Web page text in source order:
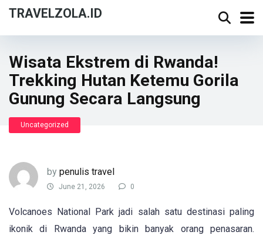
TRAVELZOLA.ID
Wisata Ekstrem di Rwanda!
Trekking Hutan Ketemu Gorila
Gunung Secara Langsung
Uncategorized
by penulis travel
June 21, 2026 0
Volcanoes National Park jadi salah satu destinasi paling
ikonik di Rwanda yang bikin banyak orang penasaran.